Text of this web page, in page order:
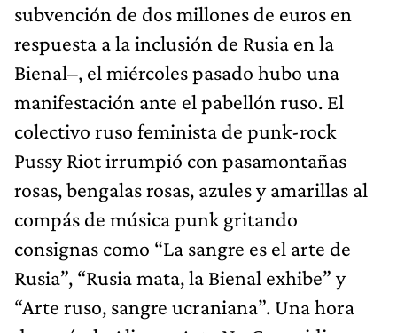
subvención de dos millones de euros en
respuesta a la inclusión de Rusia en la
Bienal–, el miércoles pasado hubo una
manifestación ante el pabellón ruso. El
colectivo ruso feminista de punk-rock
Pussy Riot irrumpió con pasamontañas
rosas, bengalas rosas, azules y amarillas al
compás de música punk gritando
consignas como “La sangre es el arte de
Rusia”, “Rusia mata, la Bienal exhibe” y
“Arte ruso, sangre ucraniana”. Una hora